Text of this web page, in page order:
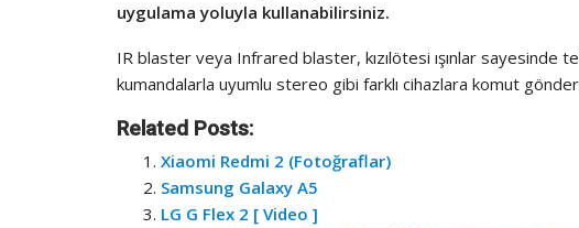
uygulama yoluyla kullanabilirsiniz.
IR blaster veya Infrared blaster, kızılötesi ışınlar sayesinde
kumandalarla uyumlu stereo gibi farklı cihazlara komut
Related Posts:
Xiaomi Redmi 2 (Fotoğraflar)
Samsung Galaxy A5
LG G Flex 2 [ Video ]